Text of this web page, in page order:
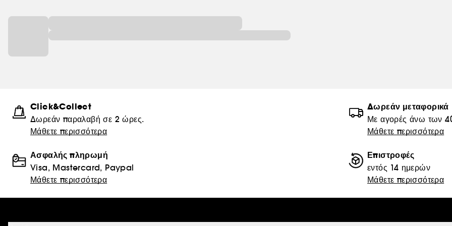
Click&Collect
Δωρεάν παραλαβή σε 2 ώρες.
Μάθετε περισσότερα
Δωρεάν μεταφορικά
Με αγορές άνω των
Μάθετε περισσότερα
Ασφαλής πληρωμή
Visa, Mastercard, Paypal
Μάθετε περισσότερα
Επιστροφές
εντός 14 ημερών
Μάθετε περισσότερα